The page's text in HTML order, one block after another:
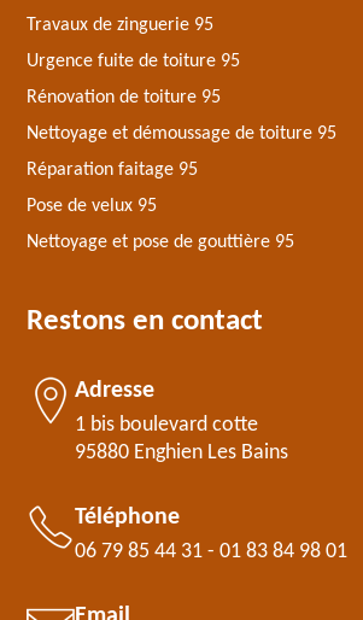
Travaux de zinguerie 95
Urgence fuite de toiture 95
Rénovation de toiture 95
Nettoyage et démoussage de toiture 95
Réparation faitage 95
Pose de velux 95
Nettoyage et pose de gouttière 95
Restons en contact
Adresse
1 bis boulevard cotte
95880 Enghien Les Bains
Téléphone
06 79 85 44 31 -01 83 84 98 01